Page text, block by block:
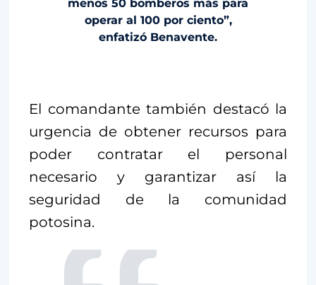
menos 50 bomberos más para
operar al 100 por ciento”,
enfatizó Benavente.
El comandante también destacó la
urgencia de obtener recursos para
poder contratar el personal
necesario y garantizar así la
seguridad de la comunidad
potosina.